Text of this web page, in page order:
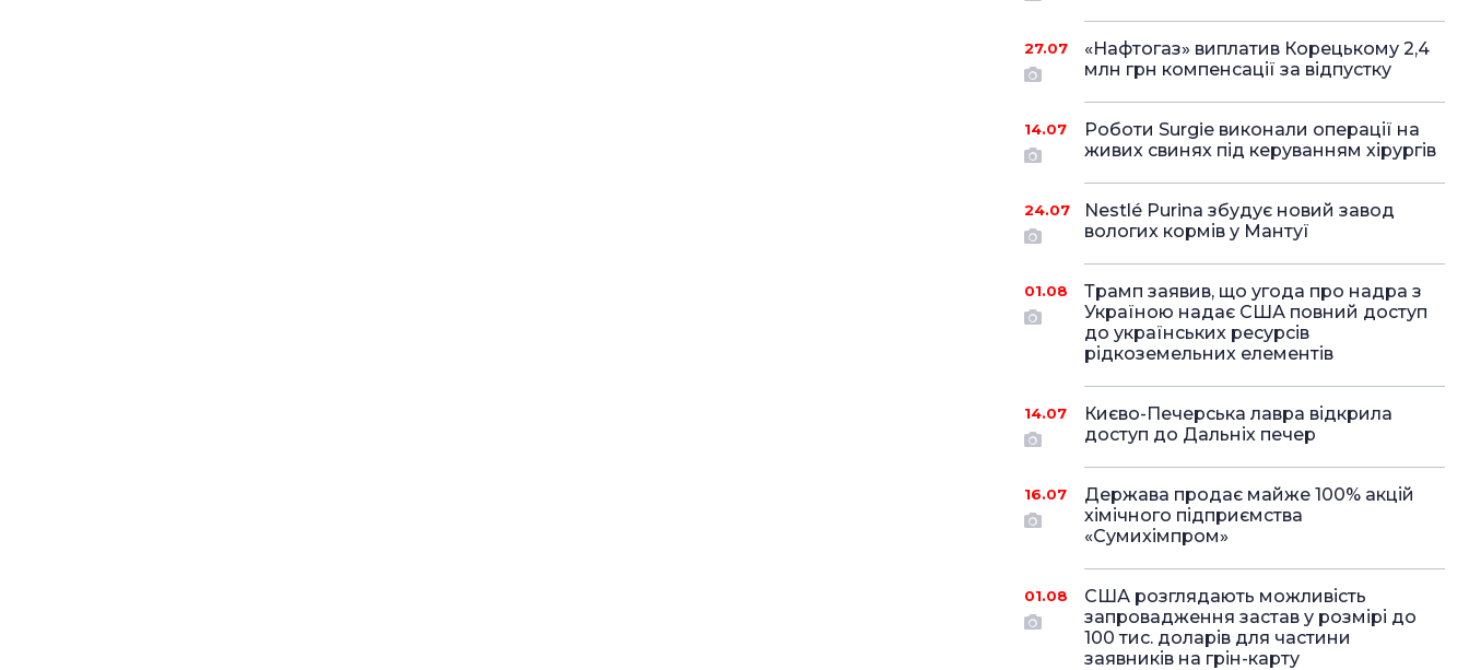
27.07
«Нафтогаз» виплатив Корецькому 2,4
млн грн компенсації за відпустку
14.07
Роботи Surgie виконали операції на
живих свинях під керуванням хірургів
24.07
Nestlé Purina збудує новий завод
вологих кормів у Мантуї
01.08
Трамп заявив, що угода про надра з
Україною надає США повний доступ
до українських ресурсів
рідкоземельних елементів
14.07
Києво-Печерська лавра відкрила
доступ до Дальніх печер
16.07
Держава продає майже 100% акцій
хімічного підприємства
«Сумихімпром»
01.08
США розглядають можливість
запровадження застав у розмірі до
100 тис. доларів для частини
заявників на грін-карту